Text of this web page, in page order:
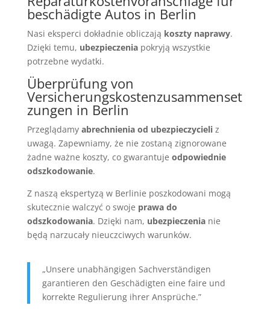
beschädigte Autos in Berlin
Nasi eksperci dokładnie obliczają koszty naprawy.
Dzięki temu, ubezpieczeniapokryją wszystkie
potrzebne wydatki.
Überprüfung von
Versicherungskostenzusammenset
zungen in Berlin
Przeglądamy abrechnienia od ubezpieczycieliz
uwagą. Zapewniamy, że nie zostaną zignorowane
żadne ważne koszty, co gwarantuje odpowiednie
odszkodowanie.
Z naszą ekspertyzą w Berlinie poszkodowani mogą
skutecznie walczyć o swoje prawa do
odszkodowania. Dzięki nam, ubezpieczenianie
będą narzucały nieuczciwych warunków.
„Unsere unabhängigen Sachverständigen
garantieren den Geschädigten eine faire und
korrekte Regulierung ihrer Ansprüche.”